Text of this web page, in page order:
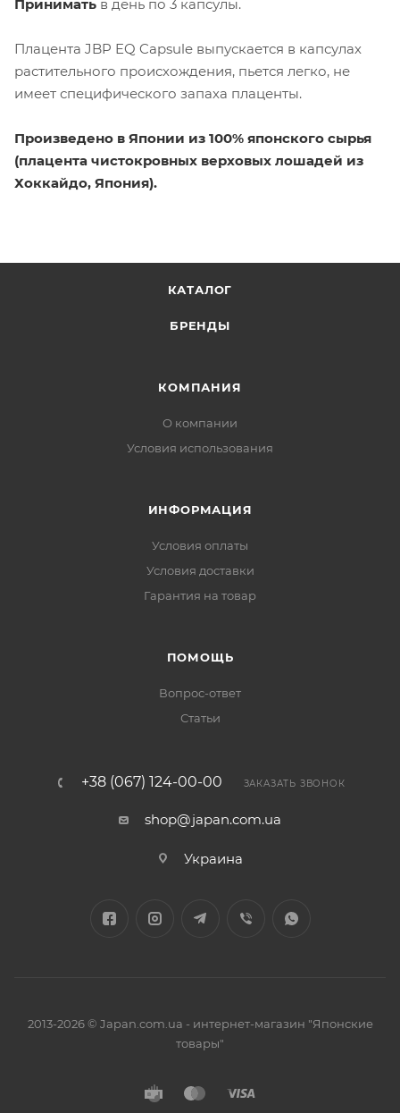
Принимать в день по 3 капсулы.
Плацента JBP EQ Capsule выпускается в капсулах
растительного происхождения, пьется легко, не
имеет специфического запаха плаценты.
Произведено в Японии из 100% японского сырья
(плацента чистокровных верховых лошадей из
Хоккайдо, Япония).
КАТАЛОГ
БРЕНДЫ
КОМПАНИЯ
О компании
Условия использования
ИНФОРМАЦИЯ
Условия оплаты
Условия доставки
Гарантия на товар
ПОМОЩЬ
Вопрос-ответ
Статьи
+38 (067) 124-00-00 ЗАКАЗАТЬ ЗВОНОК
shop@japan.com.ua
Украина
2013-2026 © Japan.com.ua - интернет-магазин "Японские
товары"